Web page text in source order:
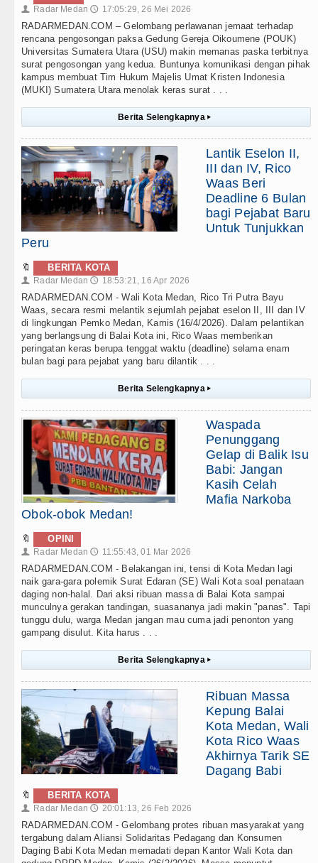
👤 Radar Medan 🕔 17:05:29, 26 Mei 2026
RADARMEDAN.COM – Gelombang perlawanan jemaat terhadap
rencana pengosongan paksa Gedung Gereja Oikoumene (POUK)
Universitas Sumatera Utara (USU) makin memanas paska terbitnya
surat pengosongan yang kedua. Buntunya komunikasi dengan pihak
kampus membuat Tim Hukum Majelis Umat Kristen Indonesia
(MUKI) Sumatera Utara menolak keras surat . . .
Berita Selengkapnya ▸
Lantik Eselon II,
III dan IV, Rico
Waas Beri
Deadline 6 Bulan
bagi Pejabat Baru
Untuk Tunjukkan
Peru
🔖 BERITA KOTA
👤 Radar Medan 🕔 18:53:21, 16 Apr 2026
RADARMEDAN.COM - Wali Kota Medan, Rico Tri Putra Bayu
Waas, secara resmi melantik sejumlah pejabat eselon II, III dan IV
di lingkungan Pemko Medan, Kamis (16/4/2026). Dalam pelantikan
yang berlangsung di Balai Kota ini, Rico Waas memberikan
peringatan keras berupa tenggat waktu (deadline) selama enam
bulan bagi para pejabat yang baru dilantik . . .
Berita Selengkapnya ▸
Waspada
Penunggang
Gelap di Balik Isu
Babi: Jangan
Kasih Celah
Mafia Narkoba
Obok-obok Medan!
🔖 OPINI
👤 Radar Medan 🕔 11:55:43, 01 Mar 2026
RADARMEDAN.COM - Belakangan ini, tensi di Kota Medan lagi
naik gara-gara polemik Surat Edaran (SE) Wali Kota soal penataan
daging non-halal. Dari aksi ribuan massa di Balai Kota sampai
munculnya gerakan tandingan, suasananya jadi makin "panas". Tapi
tunggu dulu, warga Medan jangan mau cuma jadi penonton yang
gampang disulut. Kita harus . . .
Berita Selengkapnya ▸
Ribuan Massa
Kepung Balai
Kota Medan, Wali
Kota Rico Waas
Akhirnya Tarik SE
Dagang Babi
🔖 BERITA KOTA
👤 Radar Medan 🕔 20:01:13, 26 Feb 2026
RADARMEDAN.COM - Gelombang protes ribuan masyarakat yang
tergabung dalam Aliansi Solidaritas Pedagang dan Konsumen
Daging Babi Kota Medan memadati depan Kantor Wali Kota dan